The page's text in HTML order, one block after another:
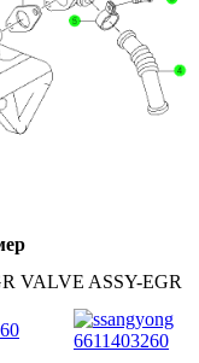
VALVE ASSY-EGR